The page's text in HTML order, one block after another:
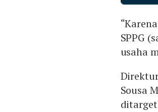
SPPG
usaha
Sousa